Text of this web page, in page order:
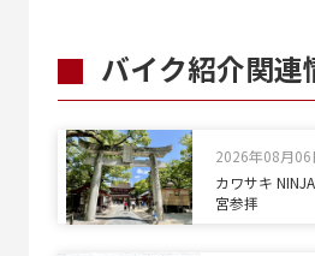
バイク紹介関連
2026年08月06
カワサキ
宮参拝